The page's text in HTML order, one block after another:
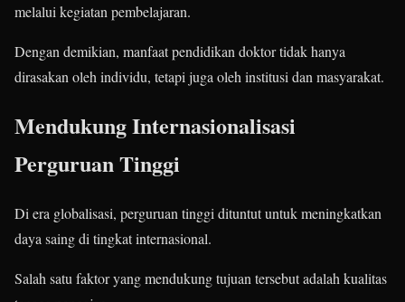
melalui kegiatan pembelajaran.
Dengan demikian, manfaat pendidikan doktor tidak hanya
dirasakan oleh individu, tetapi juga oleh institusi dan masyarakat.
Mendukung Internasionalisasi
Perguruan Tinggi
Di era globalisasi, perguruan tinggi dituntut untuk meningkatkan
daya saing di tingkat internasional.
Salah satu faktor yang mendukung tujuan tersebut adalah kualitas